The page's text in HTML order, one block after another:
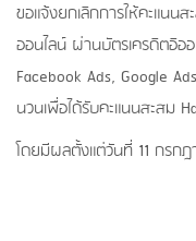
ขอแจ้งยกเลิกการให้คะแนน
ออนไลน์ ผ่านบัตรเครดิตอิอ
Facebook Ads, Google
นวนเพื่อได้รับคะแนนสะสม
โดยมีผลตั้งแต่วันที่ 11 กรก